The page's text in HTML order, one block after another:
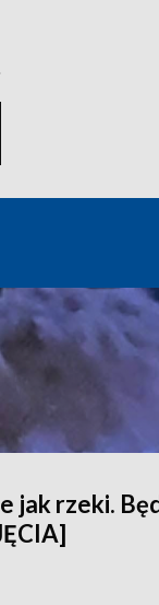
jak rzeki.